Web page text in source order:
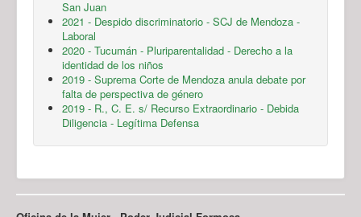
San Juan
2021 - Despido discriminatorio - SCJ de Mendoza -
Laboral
2020 - Tucumán - Pluriparentalidad - Derecho a la
identidad de los niños
2019 - Suprema Corte de Mendoza anula debate por
falta de perspectiva de género
2019 - R., C. E. s/ Recurso Extraordinario - Debida
Diligencia - Legítima Defensa